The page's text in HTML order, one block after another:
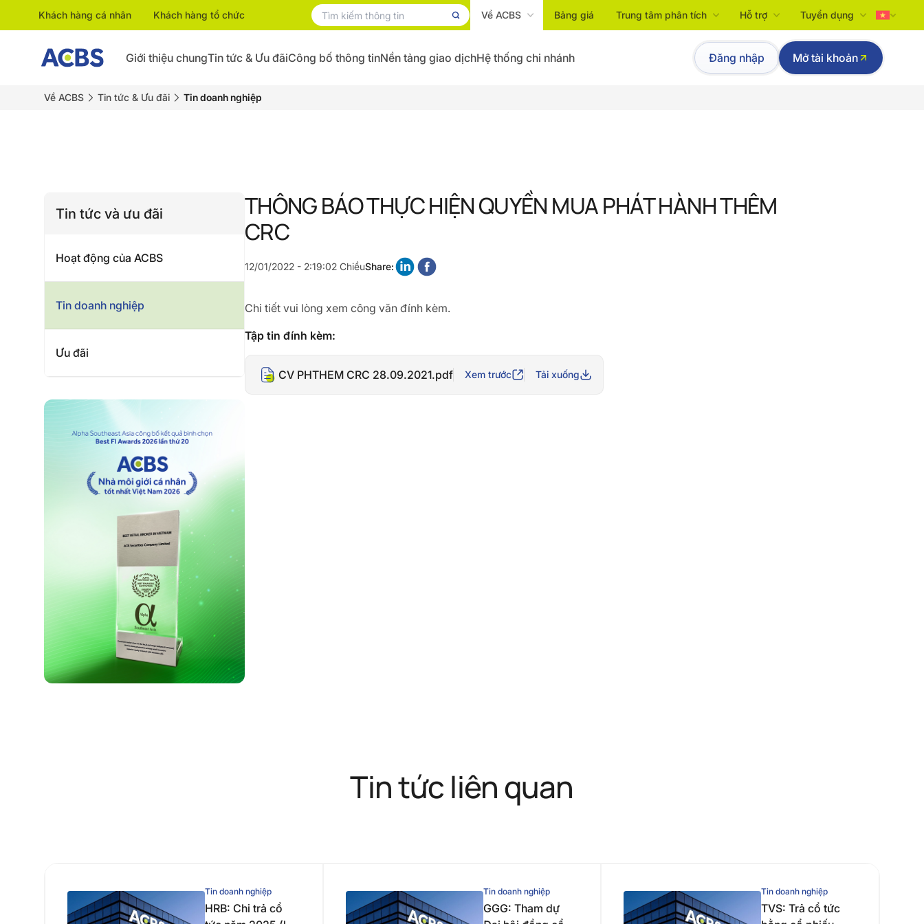
Khách hàng cá nhân Khách hàng tổ chức Về ACBS Bảng giá Trung tâm phân tích Hỗ trợ Tuyển dụng
Tiếng Việt
English
Giới thiệu chungTin tức & Ưu đãiCông bố thông tinNền tảng giao dịchHệ thống chi nhánh Đăng nhập Mở tài khoản
Về ACBS Tin tức & Ưu đãi Tin doanh nghiệp
Tin tức và ưu đãi
Hoạt động của ACBS
Tin doanh nghiệp
Ưu đãi
THÔNG BÁO THỰC HIỆN QUYỀN MUA PHÁT HÀNH THÊM
CRC
12/01/2022 - 2:19:02 ChiềuShare:
Chi tiết vui lòng xem công văn đính kèm.
Tập tin đính kèm:
CV PHTHEM CRC 28.09.2021.pdf Xem trước Tải xuống
Tin tức liên quan
Tin doanh nghiệp
HRB: Chi trả cổ
Tin doanh nghiệp
GGG: Tham dự
Tin doanh nghiệp
TVS: Trả cổ tức